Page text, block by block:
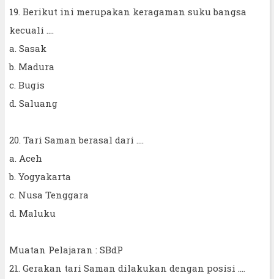
19. Berikut ini merupakan keragaman suku bangsa
kecuali ....
a. Sasak
b. Madura
c. Bugis
d. Saluang
20. Tari Saman berasal dari ....
a. Aceh
b. Yogyakarta
c. Nusa Tenggara
d. Maluku
Muatan Pelajaran : SBdP
21. Gerakan tari Saman dilakukan dengan posisi ....